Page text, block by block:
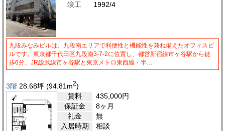
竣工
1992/4
九段みなみビルは、九段南エリアで利便性と機能性を兼ね備えたオフィスビ
ルです。東京都千代田区九段南3-7-2に位置し、都営新宿線市ヶ谷駅から徒
歩6分、JR総武線市ヶ谷駅と東京メトロ東西線・半…
3階 28.68坪 (94.81 m2)
賃料
435,000円
保証金
8ヶ月
礼金
無
入居時期
相談